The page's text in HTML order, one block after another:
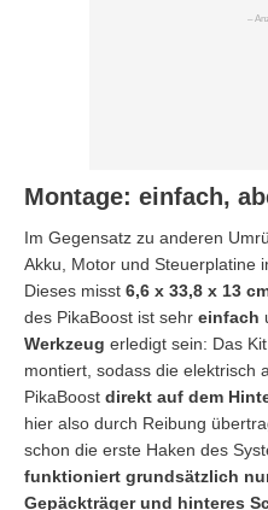
Montage: einfach,
Im Gegensatz zu anderen
Akku, Motor und Steuerplatine
Dieses misst 6,6 x 33,8 x 13
des PikaBoost ist sehr einfach
Werkzeug erledigt sein: Das
montiert, sodass die elektrisch
PikaBoost direkt auf dem
hier also durch Reibung
schon die erste Haken des
funktioniert grundsätzlich
Gepäckträger und hinteres